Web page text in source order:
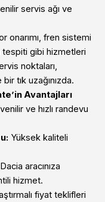
servis ağı ve
onarımı, fren sistemi
tespiti gibi hizmetleri
noktaları,
tık uzağınızda.
Avantajları
ve hızlı randevu
Yüksek kaliteli
Dacia aracınıza
hizmet.
fiyat teklifleri